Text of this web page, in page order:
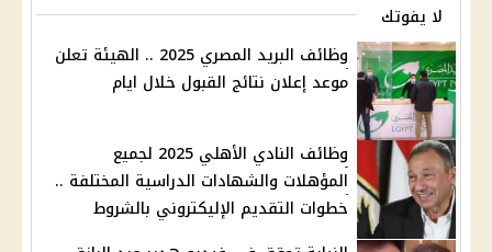
لا يفوتك
وظائف البريد المصري 2025 .. الهيئة تعلن
موعد إعلان نتائج القبول خلال ايام
وظائف النادي الأهلي 2025 لجميع
المؤهلات والشهادات الدراسية المختلفة ..
خطوات التقديم الإليكتروني بالشروط